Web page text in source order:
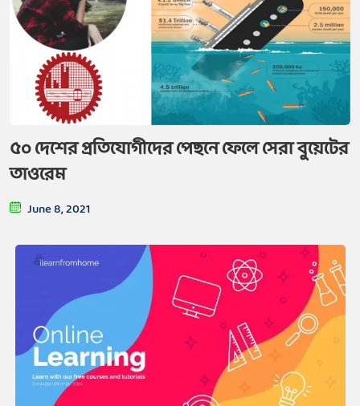
৫০ দেশের প্রতিযোগীদের পেছনে ফেলে সেরা বুয়েটের
তাওরেম
June 8, 2021